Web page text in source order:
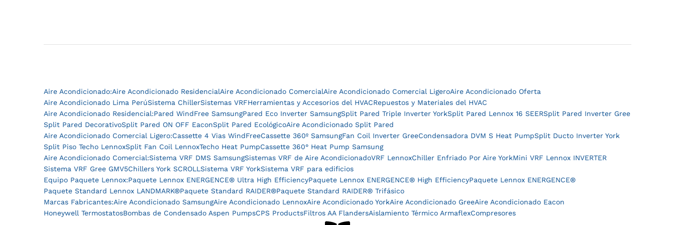
Aire Acondicionado:Aire Acondicionado ResidencialAire Acondicionado ComercialAire Acondicionado Comercial LigeroAire Acondicionado Oferta
Aire Acondicionado Lima PerúSistema ChillerSistemas VRFHerramientas y Accesorios del HVACRepuestos y Materiales del HVAC
Aire Acondicionado Residencial:Pared WindFree SamsungPared Eco Inverter SamsungSplit Pared Triple Inverter YorkSplit Pared Lennox 16 SEERSplit Pared Inverter Gree
Split Pared DecorativoSplit Pared ON OFF EaconSplit Pared EcológicoAire Acondicionado Split Pared
Aire Acondicionado Comercial Ligero:Cassette 4 Vias WindFreeCassette 360º SamsungFan Coil Inverter GreeCondensadora DVM S Heat PumpSplit Ducto Inverter York
Split Piso Techo LennoxSplit Fan Coil LennoxTecho Heat PumpCassette 360° Heat Pump Samsung
Aire Acondicionado Comercial:Sistema VRF DMS SamsungSistemas VRF de Aire AcondicionadoVRF LennoxChiller Enfriado Por Aire YorkMini VRF Lennox INVERTER
Sistema VRF Gree GMV5Chillers York SCROLL Sistema VRF YorkSistema VRF para edificios
Equipo Paquete Lennox:Paquete Lennox ENERGENCE® Ultra High EfficiencyPaquete Lennox ENERGENCE® High EfficiencyPaquete Lennox ENERGENCE®
Paquete Standard Lennox LANDMARK®Paquete Standard RAIDER®Paquete Standard RAIDER® Trifásico
Marcas Fabricantes:Aire Acondicionado SamsungAire Acondicionado LennoxAire Acondicionado YorkAire Acondicionado GreeAire Acondicionado Eacon
Honeywell TermostatosBombas de Condensado Aspen PumpsCPS ProductsFiltros AA FlandersAislamiento Térmico ArmaflexCompresores